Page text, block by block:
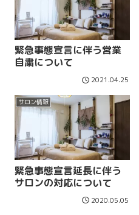
緊急事態宣言に伴う営業
自粛について
2021.04.25
サロン情報
緊急事態宣言延長に伴う
サロンの対応について
2020.05.05